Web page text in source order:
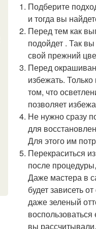
Подберите
и тогда вы
Перед тем как
подойдет . Так
свой прежний
Перед
избежать.
том, что
позволяет
Не нужно сразу
для
Для этого им
Перекраситься
после
Даже мастера в
будет зависеть
даже зеленый
вы